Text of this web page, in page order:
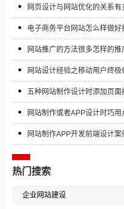
网页设计与网站优化的关系有
电子商务平台网站怎么样做好
网站推广的方法很多怎样的推
网站设计经验之移动用户终极
五种网站制作设计时添加页面
网站制作或者APP设计时巧用
网站制作APP开发前端设计案
热门搜索
企业网站建设